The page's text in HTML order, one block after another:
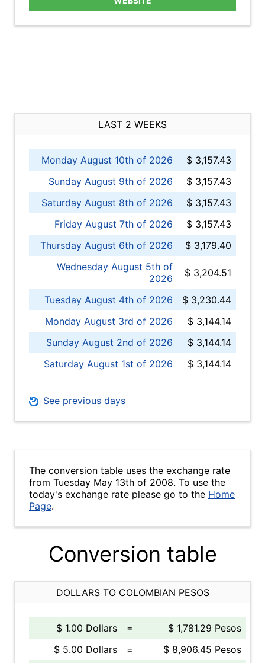
LAST 2 WEEKS
Monday August 10th of 2026
$ 3,157.43
Sunday August 9th of 2026
$ 3,157.43
Saturday August 8th of 2026
$ 3,157.43
Friday August 7th of 2026
$ 3,157.43
Thursday August 6th of 2026
$ 3,179.40
Wednesday August 5th of
2026
$ 3,204.51
Tuesday August 4th of 2026
$ 3,230.44
Monday August 3rd of 2026
$ 3,144.14
Sunday August 2nd of 2026
$ 3,144.14
Saturday August 1st of 2026
$ 3,144.14
See previous days
The conversion table uses the exchange rate
from Tuesday May 13th of 2008. To use the
today's exchange rate please go to the Home
Page.
Conversion table
DOLLARS TO COLOMBIAN PESOS
$ 1.00 Dollars =
$ 1,781.29 Pesos
$ 5.00 Dollars
=
$ 8,906.45 Pesos